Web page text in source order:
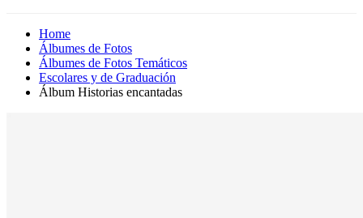
Home
Álbumes de Fotos
Álbumes de Fotos Temáticos
Escolares y de Graduación
Álbum Historias encantadas